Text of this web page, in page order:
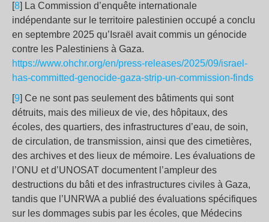
[8] La Commission d’enquête internationale
indépendante sur le territoire palestinien occupé a conclu
en septembre 2025 qu’Israël avait commis un génocide
contre les Palestiniens à Gaza.
https://www.ohchr.org/en/press-releases/2025/09/israel-
has-committed-genocide-gaza-strip-un-commission-finds
[9] Ce ne sont pas seulement des bâtiments qui sont
détruits, mais des milieux de vie, des hôpitaux, des
écoles, des quartiers, des infrastructures d’eau, de soin,
de circulation, de transmission, ainsi que des cimetières,
des archives et des lieux de mémoire. Les évaluations de
l’ONU et d’UNOSAT documentent l’ampleur des
destructions du bâti et des infrastructures civiles à Gaza,
tandis que l’UNRWA a publié des évaluations spécifiques
sur les dommages subis par les écoles, que Médecins